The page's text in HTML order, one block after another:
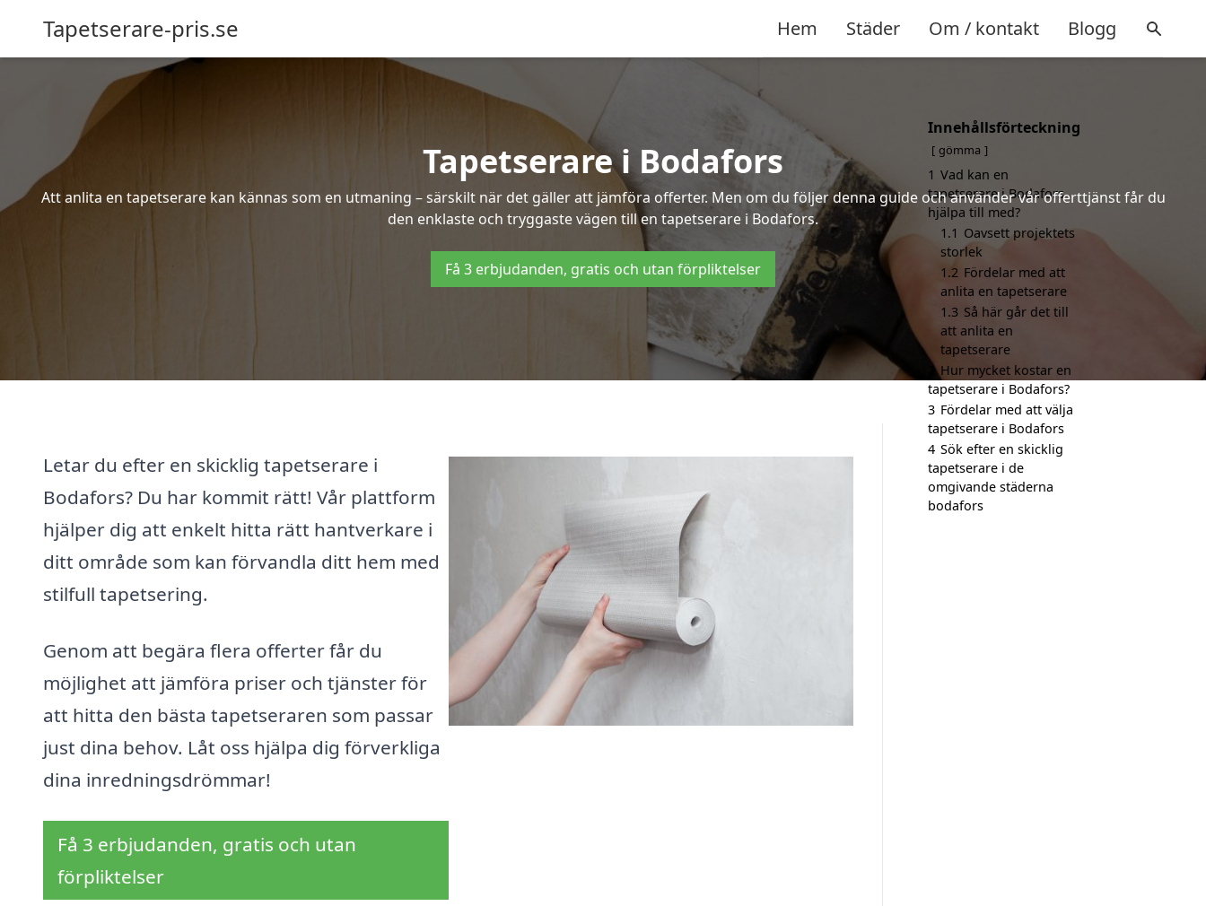
Tapetserare-pris.se Hem Städer Om / kontakt Blogg
Tapetserare i Bodafors
Att anlita en tapetserare kan kännas som en utmaning – särskilt när det gäller att jämföra offerter. Men om du följer denna guide och använder vår offerttjänst får du
den enklaste och tryggaste vägen till en tapetserare i Bodafors.
Få 3 erbjudanden, gratis och utan förpliktelser
Letar du efter en skicklig tapetserare i
Bodafors? Du har kommit rätt! Vår plattform
hjälper dig att enkelt hitta rätt hantverkare i
ditt område som kan förvandla ditt hem med
stilfull tapetsering.
Genom att begära flera offerter får du
möjlighet att jämföra priser och tjänster för
att hitta den bästa tapetseraren som passar
just dina behov. Låt oss hjälpa dig förverkliga
dina inredningsdrömmar!
Få 3 erbjudanden, gratis och utan
förpliktelser
Innehållsförteckning
gömma
1 Vad kan en
tapetserare i Bodafors
hjälpa till med?
1.1 Oavsett projektets
storlek
1.2 Fördelar med att
anlita en tapetserare
1.3 Så här går det till
att anlita en
tapetserare
2 Hur mycket kostar en
tapetserare i Bodafors?
3 Fördelar med att välja
tapetserare i Bodafors
4 Sök efter en skicklig
tapetserare i de
omgivande städerna
bodafors